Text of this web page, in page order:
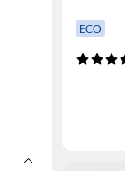
ECO